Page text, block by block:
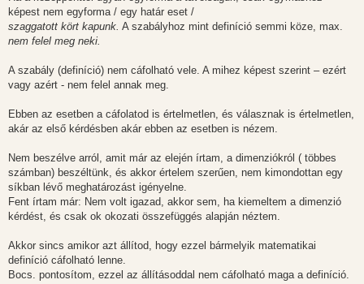
képest nem egyforma / egy határ eset /
szaggatott kört kapunk. A szabályhoz mint definíció semmi köze, max.
nem felel meg neki.
A szabály (definíció) nem cáfolható vele. A mihez képest szerint – ezért
vagy azért - nem felel annak meg.
Ebben az esetben a cáfolatod is értelmetlen, és válasznak is értelmetlen,
akár az első kérdésben akár ebben az esetben is nézem.
Nem beszélve arról, amit már az elején írtam, a dimenziókról ( többes
számban) beszéltünk, és akkor értelem szerűen, nem kimondottan egy
síkban lévő meghatározást igényelne.
Fent írtam már: Nem volt igazad, akkor sem, ha kiemeltem a dimenzió
kérdést, és csak ok okozati összefüggés alapján néztem.
Akkor sincs amikor azt állítod, hogy ezzel bármelyik matematikai
definíció cáfolható lenne.
Bocs. pontosítom, ezzel az állításoddal nem cáfolható maga a definíció.